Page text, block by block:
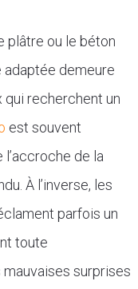
plâtre ou le béton
adaptée demeure
qui recherchent un
est souvent
de la
À l’inverse, les
parfois un
toute
surprises